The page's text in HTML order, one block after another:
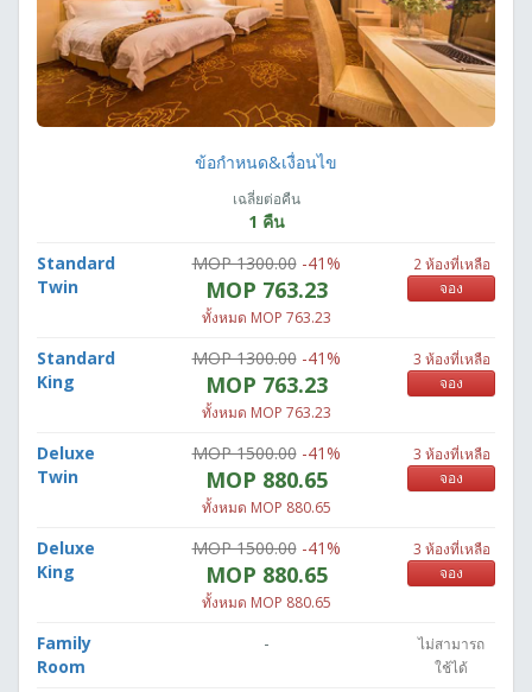
ข้อกำหนด&เงื่อนไข
เฉลี่ยต่อคืน
1 คืน
Standard
Twin
MOP 1300.00 -41%
MOP 763.23
ทั้งหมด MOP 763.23
2 ห้องที่เหลือ
จอง
Standard
King
MOP 1300.00 -41%
MOP 763.23
ทั้งหมด MOP 763.23
3 ห้องที่เหลือ
จอง
Deluxe
Twin
MOP 1500.00 -41%
MOP 880.65
ทั้งหมด MOP 880.65
3 ห้องที่เหลือ
จอง
Deluxe
King
MOP 1500.00 -41%
MOP 880.65
ทั้งหมด MOP 880.65
3 ห้องที่เหลือ
จอง
Family
Room
-
ไม่สามารถ
ใช้ได้